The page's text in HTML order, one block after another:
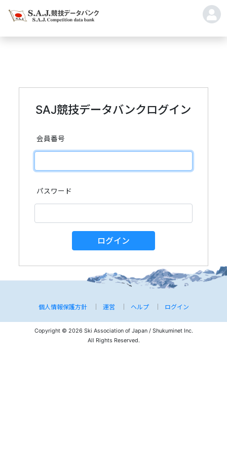
SAJ競技データバンクログイン
会員番号
パスワード
ログイン
個人情報保護方針 運営 ヘルプ ログイン
Copyright © 2026 Ski Association of Japan / Shukuminet Inc.
All Rights Reserved.